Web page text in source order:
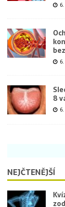
8
NEJČTENĚJŠÍ